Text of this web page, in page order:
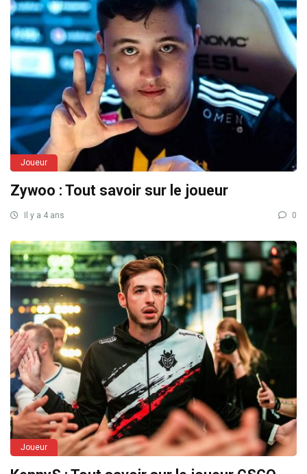
Joueur
Zywoo : Tout savoir sur le joueur
Il y a 4 ans 0
Joueur